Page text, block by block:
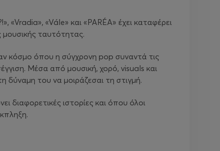
«Vále» και «PARÉA» έχει καταφέρει
μουσικής ταυτότητας.
κόσμο όπου η σύγχρονη pop συναντά τις
Μέσα από μουσική, χορό, visuals και
δύναμη του να μοιράζεσαι τη στιγμή.
διαφορετικές ιστορίες και όπου όλοι